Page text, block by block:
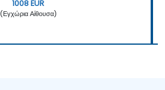
1008 EUR
(Εγχώρια Αίθουσα)